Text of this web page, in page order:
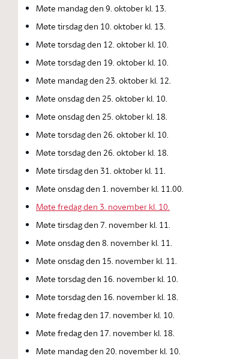
Møte mandag den 9. oktober kl. 13.
Møte tirsdag den 10. oktober kl. 13.
Møte torsdag den 12. oktober kl. 10.
Møte torsdag den 19. oktober kl. 10.
Møte mandag den 23. oktober kl. 12.
Møte onsdag den 25. oktober kl. 10.
Møte onsdag den 25. oktober kl. 18.
Møte torsdag den 26. oktober kl. 10.
Møte torsdag den 26. oktober kl. 18.
Møte tirsdag den 31. oktober kl. 11.
Møte onsdag den 1. november kl. 11.00.
Møte fredag den 3. november kl. 10.
Møte tirsdag den 7. november kl. 11.
Møte onsdag den 8. november kl. 11.
Møte onsdag den 15. november kl. 11.
Møte torsdag den 16. november kl. 10.
Møte torsdag den 16. november kl. 18.
Møte fredag den 17. november kl. 10.
Møte fredag den 17. november kl. 18.
Møte mandag den 20. november kl. 10.